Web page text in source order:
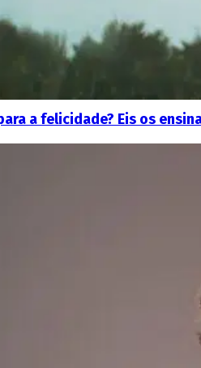
a felicidade? Eis os